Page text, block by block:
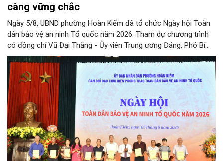
càng vững chắc
Ngày 5/8, UBND phường Hoàn Kiếm đã tổ chức Ngày hội Toàn
dân bảo vệ an ninh Tổ quốc năm 2026. Tham dự chương trình
có đồng chí Vũ Đại Thắng - Ủy viên Trung ương Đảng, Phó Bí
thư Thành ủy, Chủ tịch UBND thành phố; Đại tá Nguyễn Tiến Đạt,
Ủy viên Ban Thường vụ Đảng ủy, Phó Giám đốc Công an thành
phố Hà Nội, cùng dự có các đồng chí đại diện lãnh đạo các Sở,
ban, ngành thuộc Thành phố Hà Nội, các phòng nghiệp vụ Công
an Thành phố Hà Nội.